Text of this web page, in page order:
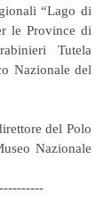
“Lago di
le Province di
Tutela
Nazionale del
del Polo
Nazionale